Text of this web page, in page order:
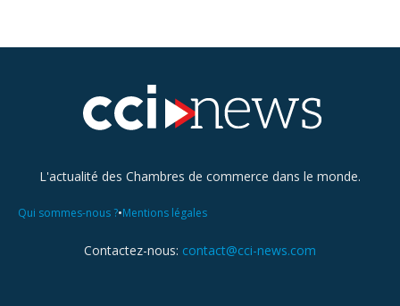
L'actualité des Chambres de commerce dans le monde.
Qui sommes-nous ?•Mentions légales
Contactez-nous: contact@cci-news.com